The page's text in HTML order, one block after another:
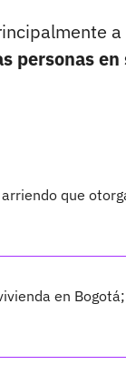
personas
que
en